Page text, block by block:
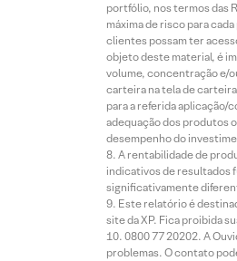
portfólio, nos termos das
máxima de risco para
clientes possam ter
objeto deste material, é
volume, concentração e/
carteira na tela de
para a referida aplicação/
adequação dos produtos
desempenho do
A rentabilidade de
indicativos de resultados
significativamente
Este relatório é
site da XP. Fica proibida
0800 77 20202. A
problemas. O contato